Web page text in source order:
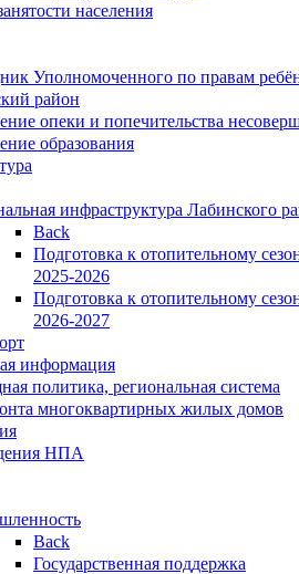
населения
Уполномоченного по правам
район
опеки и попечительства
образования
инфраструктура Лабинского
Back
Подготовка к отопительному
2025-2026
Подготовка к отопительному
2026-2027
информация
политика, региональная система
многоквартирных жилых домов
НПА
Back
Государственная поддержка